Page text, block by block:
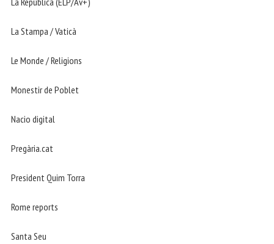
La Stampa / Vaticà
Le Monde / Religions
Monestir de Poblet
Nacio digital
Pregària.cat
President Quim Torra
Rome reports
Santa Seu